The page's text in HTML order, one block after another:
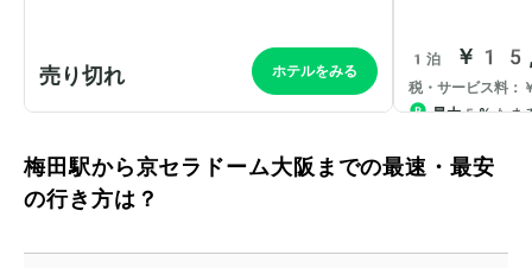
梅田駅から京セラドーム大阪までの最速・最安
の行き方は？